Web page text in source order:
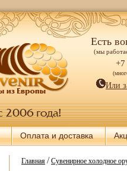
Есть
(мы
+7
Или
Оплата и доставка
Главная/Сувенирное холодное